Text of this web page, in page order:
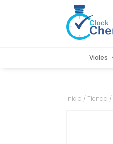
Viales
Inicio / Tienda /